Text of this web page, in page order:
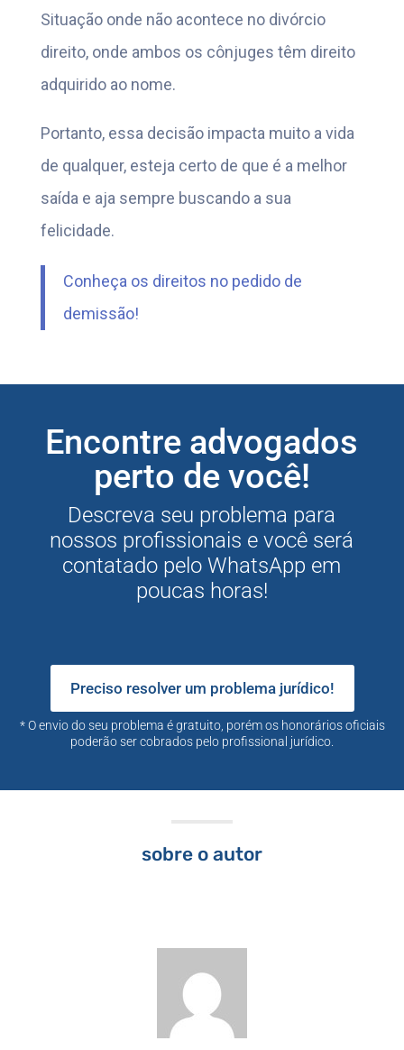
Situação onde não acontece no divórcio
direito, onde ambos os cônjuges têm direito
adquirido ao nome.
Portanto, essa decisão impacta muito a vida
de qualquer, esteja certo de que é a melhor
saída e aja sempre buscando a sua
felicidade.
Conheça os direitos no pedido de
demissão!
Encontre advogados
perto de você!
Descreva seu problema para
nossos profissionais e você será
contatado pelo WhatsApp em
poucas horas!
Preciso resolver um problema jurídico!
* O envio do seu problema é gratuito, porém os honorários oficiais
poderão ser cobrados pelo profissional jurídico.
sobre o autor